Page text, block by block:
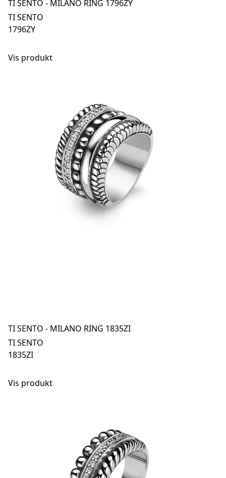
TI SENTO - MILANO RING 1796ZY
TI SENTO
1796ZY
Vis produkt
TI SENTO - MILANO RING 1835ZI
TI SENTO
1835ZI
Vis produkt